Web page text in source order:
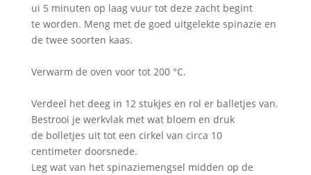
ui 5 minuten op laag vuur tot deze zacht begint
te worden. Meng met de goed uitgelekte spinazie en
de twee soorten kaas.
Verwarm de oven voor tot 200 °C.
Verdeel het deeg in 12 stukjes en rol er balletjes van.
Bestrooi je werkvlak met wat bloem en druk
de bolletjes uit tot een cirkel van circa 10
centimeter doorsnede.
Leg wat van het spinaziemengsel midden op de